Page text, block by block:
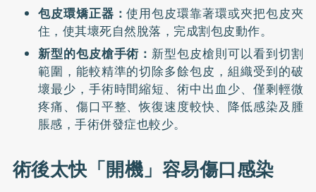
包皮環矯正器：使用包皮環靠著環或夾把包皮夾
住，使其壞死自然脫落，完成割包皮動作。
新型的包皮槍手術：新型包皮槍則可以看到切割
範圍，能較精準的切除多餘包皮，組織受到的破
壞最少，手術時間縮短、術中出血少、僅剩輕微
疼痛、傷口平整、恢復速度較快、降低感染及腫
脹感，手術併發症也較少。
術後太快「開機」容易傷口感染